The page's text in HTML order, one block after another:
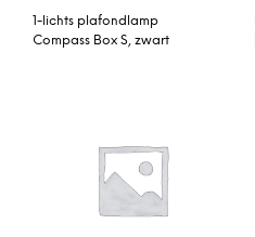
1-lichts plafondlamp
Compass Box S, zwart